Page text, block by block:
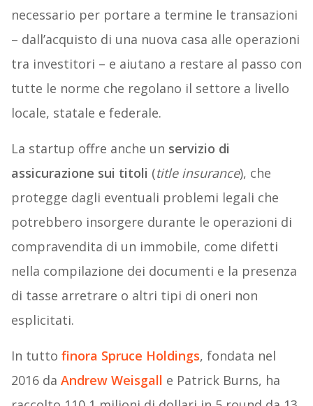
necessario per portare a termine le transazioni
– dall’acquisto di una nuova casa alle operazioni
tra investitori – e aiutano a restare al passo con
tutte le norme che regolano il settore a livello
locale, statale e federale.
La startup offre anche un servizio di
assicurazione sui titoli (title insurance), che
protegge dagli eventuali problemi legali che
potrebbero insorgere durante le operazioni di
compravendita di un immobile, come difetti
nella compilazione dei documenti e la presenza
di tasse arretrare o altri tipi di oneri non
esplicitati.
In tutto finora Spruce Holdings, fondata nel
2016 da Andrew Weisgall e Patrick Burns, ha